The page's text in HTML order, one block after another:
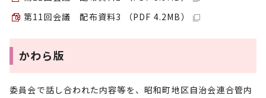
第11回会議 配布資料3 （PDF 4.2MB）
かわら版
委員会で話し合われた内容等を、昭和町地区自治会連合管内